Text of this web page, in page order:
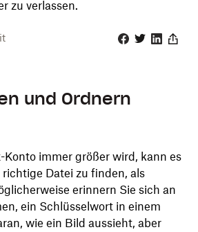
zu verlassen.
und Ordnern
Konto immer größer wird, kann es
richtige Datei zu finden, als
erinnern Sie sich an
ein Schlüsselwort in einem
wie ein Bild aussieht, aber